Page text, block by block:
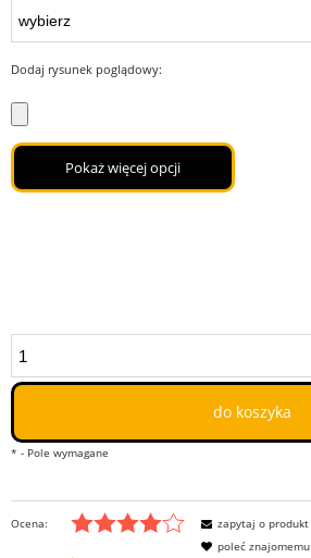
Dodaj rysunek poglądowy:
Pokaż więcej opcji
do koszyka
* - Pole wymagane
Ocena:
zapytaj o produkt
poleć znajomemu